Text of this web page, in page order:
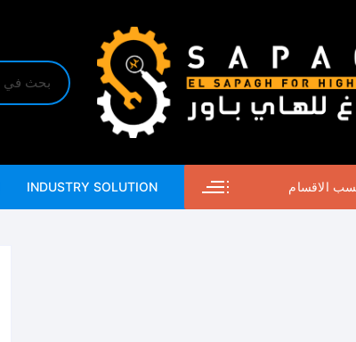
الاقسام INDUSTRY SOLUTION